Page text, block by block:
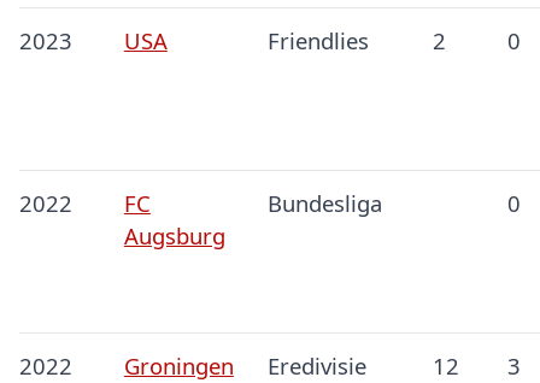
2023 USA Friendlies 2 0
2022
FC
Augsburg
Bundesliga 0
2022 Groningen Eredivisie 12 3